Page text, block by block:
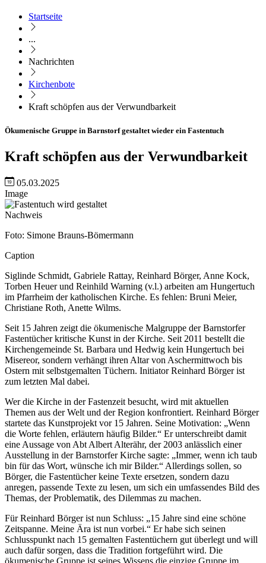
Startseite
...
Nachrichten
Kirchenbote
Kraft schöpfen aus der Verwundbarkeit
Ökumenische Gruppe in Barnstorf gestaltet wieder ein Fastentuch
Kraft schöpfen aus der Verwundbarkeit
05.03.2025
Image
Nachweis
Foto: Simone Brauns-Bömermann
Caption
Siglinde Schmidt, Gabriele Rattay, Reinhard Börger, Anne Kock,
Torben Heuer und Reinhild Warning (v.l.) arbeiten am Hungertuch
im Pfarrheim der katholischen Kirche. Es fehlen: Bruni Meier,
Christiane Roth, Anette Wilms.
Seit 15 Jahren zeigt die ökumenische Malgruppe der Barnstorfer
Fastentücher kritische Kunst in der Kirche. Seit 2011 bestellt die
Kirchengemeinde St. Barbara und Hedwig kein Hungertuch bei
Misereor, sondern verhängt ihren Altar von Aschermittwoch bis
Ostern mit selbstgemalten Tüchern. Initiator Reinhard Börger ist
zum letzten Mal dabei.
Wer die Kirche in der Fastenzeit besucht, wird mit aktuellen
Themen aus der Welt und der Region konfrontiert. Reinhard Börger
startete das Kunstprojekt vor 15 Jahren. Seine Motivation: „Wenn
die Worte fehlen, erläutern häufig Bilder.“ Er unterschreibt damit
eine Aussage von Abt Albert Alterähr, der 2003 anlässlich einer
Ausstellung in der Barnstorfer Kirche sagte: „Immer, wenn ich taub
bin für das Wort, wünsche ich mir Bilder.“ Allerdings sollen, so
Börger, die Fastentücher keine Texte ersetzen, sondern dazu
anregen, passende Texte zu lesen, um sich ein umfassendes Bild des
Themas, der Problematik, des Dilemmas zu machen.
Für Reinhard Börger ist nun Schluss: „15 Jahre sind eine schöne
Zeitspanne. Meine Ära ist nun vorbei.“ Er habe sich seinen
Schlusspunkt nach 15 gemalten Fastentüchern gut überlegt und will
auch dafür sorgen, dass die Tradition fortgeführt wird. Die
ökumenische Gruppe ist seines Wissens die einzige Gruppe im